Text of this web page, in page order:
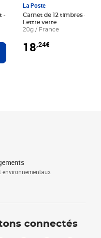
-
au panier
La Poste
Carnet de 12 timbres - Le
Lettre verte
20g / France
18,24€
environnementaux
connectés